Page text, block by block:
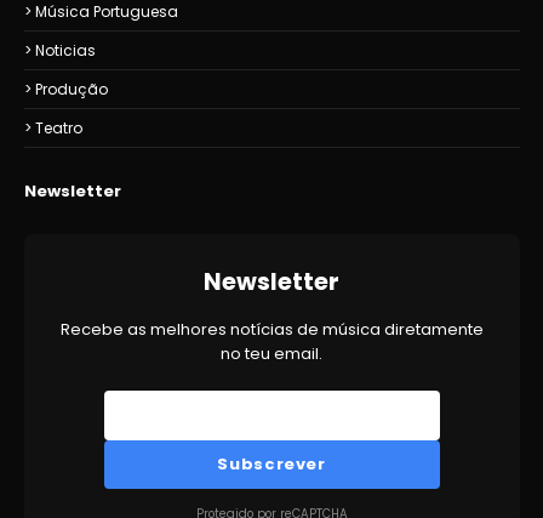
Música Portuguesa
Noticias
Produção
Teatro
Newsletter
Newsletter
Recebe as melhores notícias de música diretamente
no teu email.
Subscrever
Protegido por reCAPTCHA